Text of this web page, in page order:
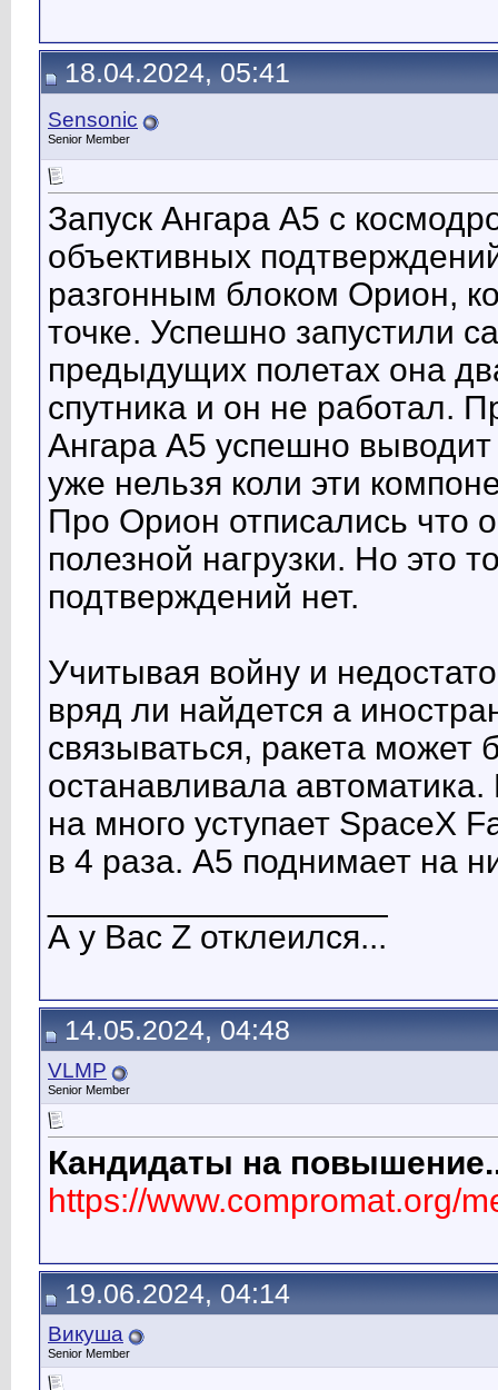
18.04.2024, 05:41
Sensonic
Senior Member
Запуск Ангара А5 с
объективных
разгонным блоком Орион,
точке. Успешно запустили
предыдущих полетах она
спутника и он не работал.
Ангара А5 успешно
уже нельзя коли эти
Про Орион отписались что
полезной нагрузки. Но это
подтверждений нет.
Учитывая войну и
вряд ли найдется а
связываться, ракета
останавливала
на много уступает SpaceX
в 4 раза. А5 поднимает на
А у Вас Z отклеился...
14.05.2024, 04:48
VLMP
Senior Member
Кандидаты на
https://www.compromat.org/
19.06.2024, 04:14
Викуша
Senior Member